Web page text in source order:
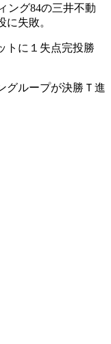
ング84の三井不動
失敗。
トに１失点完投勝
グループが決勝Ｔ進